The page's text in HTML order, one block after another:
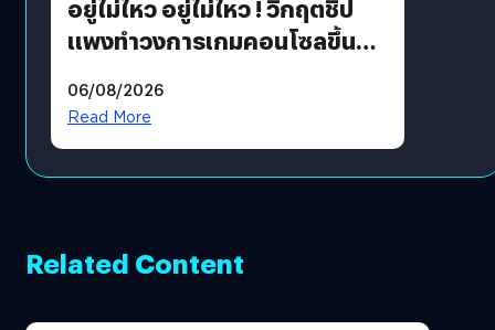
อยู่ไม่ไหว อยู่ไม่ไหว ! วิกฤตชิป
แพงทำวงการเกมคอนโซลขึ้น
?
06/08/2026
Read More
Related Content